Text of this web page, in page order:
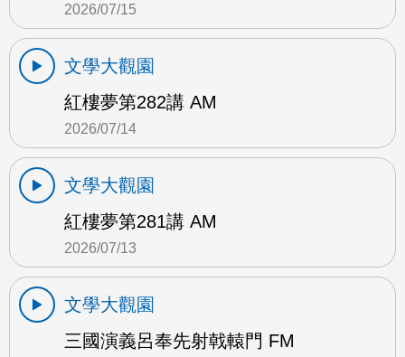
2026/07/15
文學大觀園
紅樓夢第282講 AM
2026/07/14
文學大觀園
紅樓夢第281講 AM
2026/07/13
文學大觀園
三國演義呂奉先射戟轅門 FM